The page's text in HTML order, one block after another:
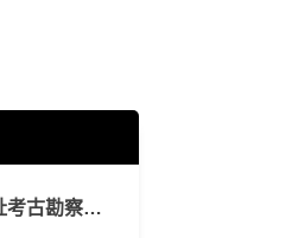
保德县水寨寺遗址考古勘察工作报告